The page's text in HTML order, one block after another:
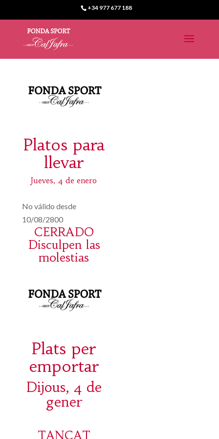
+34 977 677 188
Platos para
llevar
Jueves, 4 de enero
No válido desde
10/08/2800
CERRADO
Disculpen las
molestias
Plats per
emportar
Dijous, 4 de
gener
TANCAT